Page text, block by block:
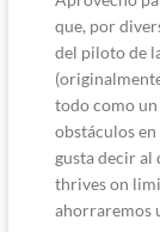
que, por
del piloto de
todo como
obstáculos
gusta decir
thrives on
ahorraremos